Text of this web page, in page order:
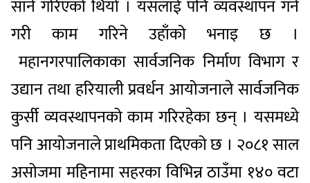
सार्ने गरिएको थियो । यसलाई पनि व्यवस्थापन गर्ने
गरी काम गरिने उहाँको भनाइ छ ।
महानगरपालिकाका सार्वजनिक निर्माण विभाग र
उद्यान तथा हरियाली प्रवर्धन आयोजनाले सार्वजनिक
कुर्सी व्यवस्थापनको काम गरिरहेका छन् । यसमध्ये
पनि आयोजनाले प्राथमिकता दिएको छ । २०८१ साल
असोजमा महिनामा सहरका विभिन्न ठाउँमा १४० वटा